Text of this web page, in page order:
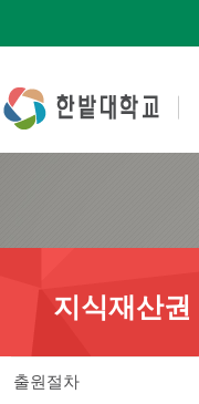
지식재산권
출원절차